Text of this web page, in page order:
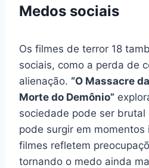
Medos sociais
Os filmes de terror 18
sociais, como a perda de
alienação. “O Massacre
Morte do Demônio”
sociedade pode ser brutal
pode surgir em momentos
filmes refletem
tornando o medo ainda